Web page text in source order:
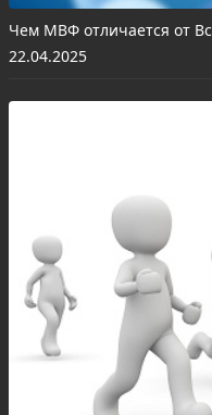
Чем МВФ отличается от
22.04.2025